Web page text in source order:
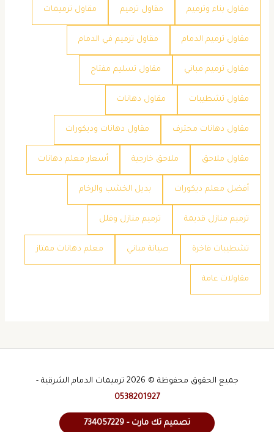
مقاول بناء وترميم مقاول ترميم مقاول ترميمات
مقاول ترميم الدمام مقاول ترميم في الدمام
مقاول ترميم مباني مقاول تسليم مفتاح
مقاول تشطيبات مقاول دهانات
مقاول دهانات محترف مقاول دهانات وديكورات
مقاول ملاحق ملاحق خارجية ​أسعار معلم دهانات
​أفضل معلم ديكورات ​بديل الخشب والرخام
​ترميم منازل قديمة ​ترميم منازل وفلل
​تشطيبات فاخرة ​صيانة مباني ​معلم دهانات ممتاز
​مقاولات عامة
جميع الحقوق محفوظة © 2026 ترميمات الدمام الشرقية -
0538201927
تصميم تك مارت - 734057229